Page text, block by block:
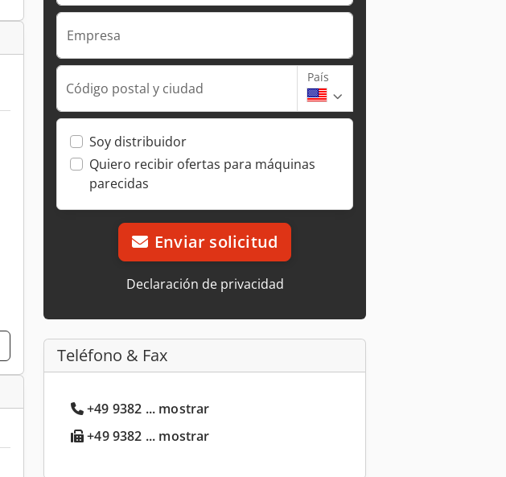
Empresa
Código postal y ciudad
País
Soy distribuidor
Quiero recibir ofertas para máquinas
parecidas
Enviar solicitud
Declaración de privacidad
Teléfono & Fax
+49 9382 ... mostrar
+49 9382 ... mostrar